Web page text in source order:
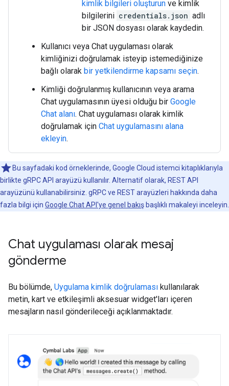
kimlik bilgileri oluşturun ve kimlik
bilgilerini credentials.json adlı
bir JSON dosyası olarak kaydedin.
Kullanıcı veya Chat uygulaması olarak
kimliğinizi doğrulamak isteyip istemediğinize
bağlı olarak bir yetkilendirme kapsamı seçin.
Kimliği doğrulanmış kullanıcının veya arama
Chat uygulamasının üyesi olduğu bir Google
Chat alanı. Chat uygulaması olarak kimlik
doğrulamak için Chat uygulamasını alana
ekleyin.
Bu sayfadaki kod örneklerinde, Google Cloud istemci kitaplıklarıyla
birlikte gRPC API arayüzü kullanılır. Alternatif olarak, REST API
arayüzünü kullanabilirsiniz. gRPC ve REST arayüzleri hakkında daha
fazla bilgi için Google Chat API'ye genel bakış başlıklı makaleyi inceleyin.
Chat uygulaması olarak mesaj
gönderme
Bu bölümde, Uygulama kimlik doğrulaması kullanılarak
metin, kart ve etkileşimli aksesuar widget'ları içeren
mesajların nasıl gönderileceği açıklanmaktadır.